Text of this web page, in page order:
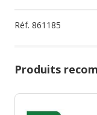
Réf. 861185
Produits